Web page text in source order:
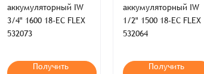
аккумуляторный IW
3/4" 1600 18-EC FLEX
532073
Получить
аккумуляторный IW
1/2" 1500 18-EC FLEX
532064
Получить